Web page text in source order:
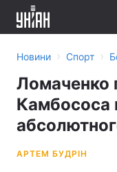
Новини › Спорт ›
Ломаченко
Камбососа
АРТЕМ БУДРІН